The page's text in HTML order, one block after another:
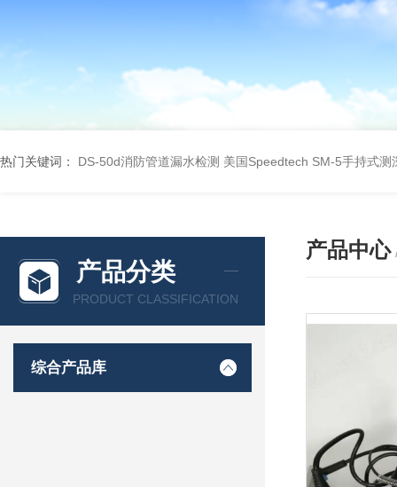
热门关键词： DS-50d消防管道漏水检测 美国Speedtech SM-5手持式测
产品分类
PRODUCT CLASSIFICATION
综合产品库
产品中心